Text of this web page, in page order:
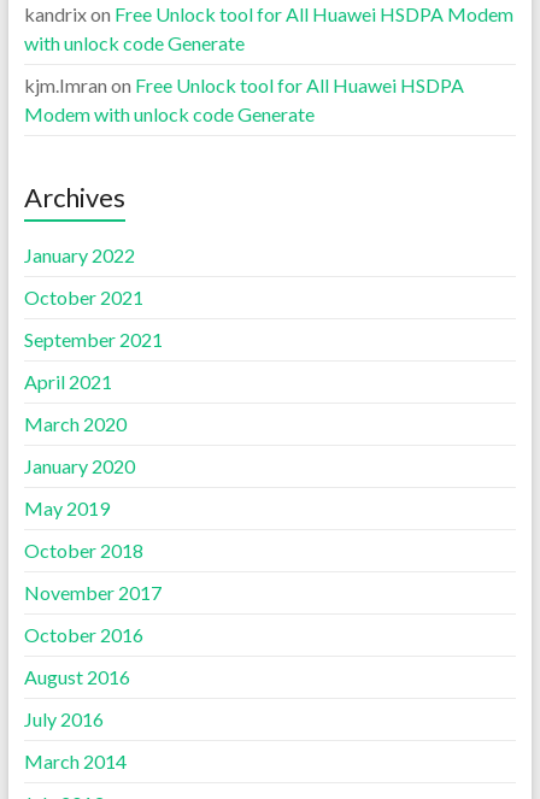
kandrixon Free Unlock tool for All Huawei HSDPA Modem
with unlock code Generate
kjm.Imran on Free Unlock tool for All Huawei HSDPA
Modem with unlock code Generate
Archives
January 2022
October 2021
September 2021
April 2021
March 2020
January 2020
May 2019
October 2018
November 2017
October 2016
August 2016
July 2016
March 2014